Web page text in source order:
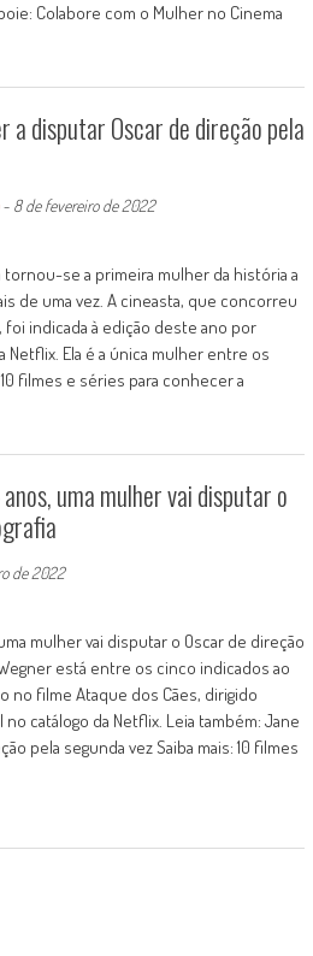
Colabore com o Mulher no Cinema
a disputar Oscar de direção pela
8 de fevereiro de 2022
tornou-se a primeira mulher da história a
de uma vez. A cineasta, que concorreu
foi indicada à edição deste ano por
Netflix. Ela é a única mulher entre os
filmes e séries para conhecer a
uma mulher vai disputar o
de 2022
mulher vai disputar o Oscar de direção
está entre os cinco indicados ao
no filme Ataque dos Cães, dirigido
catálogo da Netflix. Leia também: Jane
pela segunda vez Saiba mais: 10 filmes